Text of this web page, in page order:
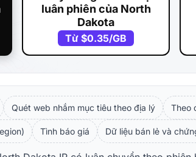
luân phiên của North
Dakota
Từ$0.35/GB
Quét web nhắm mục tiêu theo địa lý Theo
Tình báo giá Dữ liệu bán lẻ và